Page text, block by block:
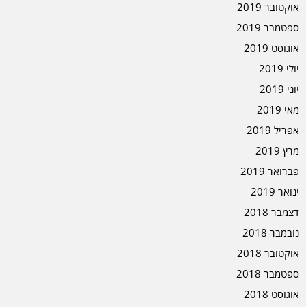
אוקטובר 2019
ספטמבר 2019
אוגוסט 2019
יולי 2019
יוני 2019
מאי 2019
אפריל 2019
מרץ 2019
פברואר 2019
ינואר 2019
דצמבר 2018
נובמבר 2018
אוקטובר 2018
ספטמבר 2018
אוגוסט 2018